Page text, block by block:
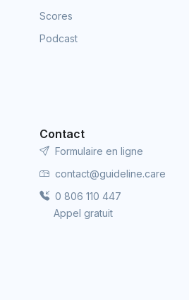
Scores
Podcast
Contact
Formulaire en ligne
contact@guideline.care
0 806 110 447
Appel gratuit